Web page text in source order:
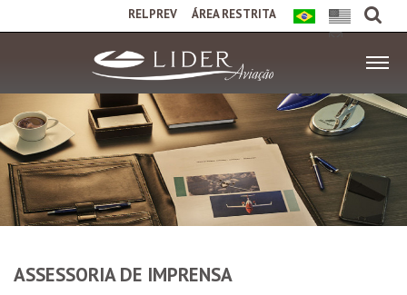
RELPREV ÁREA RESTRITA
ASSESSORIA DE IMPRENSA